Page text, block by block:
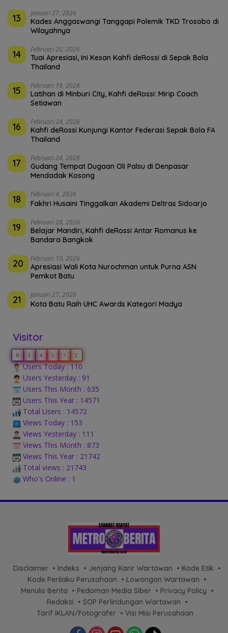
13 Januari 27, 2026
Kades Anggaswangi Tanggapi Polemik TKD Trosobo di
Wilayahnya
14 Februari 20, 2026
Tuai Apresiasi, Ini Kesan Kahfi deRossi di Sepak Bola
Thailand
15 Februari 19, 2026
Latihan di Minburi City, Kahfi deRossi: Mirip Coach
Setiawan
16 Februari 24, 2026
Kahfi deRossi Kunjungi Kantor Federasi Sepak Bola FA
Thailand
17 Februari 24, 2026
Gudang Tempat Dugaan Oli Palsu di Denpasar
Mendadak Kosong
18 Februari 4, 2026
Fakhri Husaini Tinggalkan Akademi Deltras Sidoarjo
19 Februari 28, 2026
Belajar Mandiri, Kahfi deRossi Antar Romanus ke
Bandara Bangkok
20 Februari 10, 2026
Apresiasi Wali Kota Nurochman untuk Purna ASN
Pemkot Batu
21 Januari 27, 2026
Kota Batu Raih UHC Awards Kategori Madya
Visitor
0 1 4 5 7 2
Users Today : 110
Users Yesterday : 91
Users This Month : 635
Users This Year : 14571
Total Users : 14572
Views Today : 153
Views Yesterday : 111
Views This Month : 873
Views This Year : 21742
Total views : 21743
Who's Online : 1
Disclaimer Indeks Jenjang Karir Wartawan
Kode Etik
Kode Perilaku Perusahaan
Lowongan Wartawan
Menulis Berita
Pedoman Media Siber
Privacy Policy
Redaksi
SOP Perlindungan Wartawan
Tarif IKLAN/Fotografer
Visi Misi Perusahaan